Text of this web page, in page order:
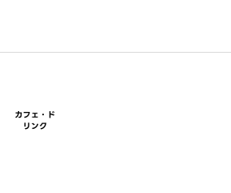
カフェ・ド
リンク